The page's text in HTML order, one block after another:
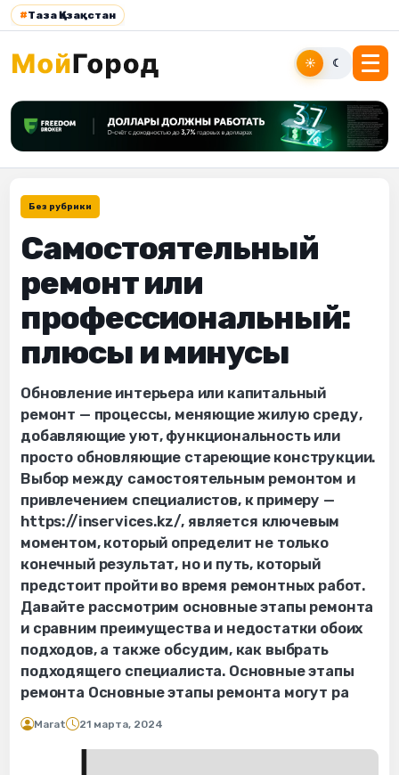
#Таза Қазақстан
☀ ☾
Без рубрики
Самостоятельный
ремонт или
профессиональный:
плюсы и минусы
Обновление интерьера или капитальный
ремонт — процессы, меняющие жилую среду,
добавляющие уют, функциональность или
просто обновляющие стареющие конструкции.
Выбор между самостоятельным ремонтом и
привлечением специалистов, к примеру —
https://inservices.kz/, является ключевым
моментом, который определит не только
конечный результат, но и путь, который
предстоит пройти во время ремонтных работ.
Давайте рассмотрим основные этапы ремонта
и сравним преимущества и недостатки обоих
подходов, а также обсудим, как выбрать
подходящего специалиста. Основные этапы
ремонта Основные этапы ремонта могут ра
Marat 21 марта, 2024